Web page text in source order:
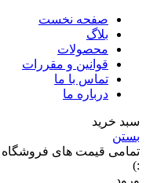
صفحه نخست
بلاگ
محصولات
قوانین و مقررات
تماس با ما
درباره ما
سبد خرید
بستن
تمامی قیمت های فروشگاه
:)